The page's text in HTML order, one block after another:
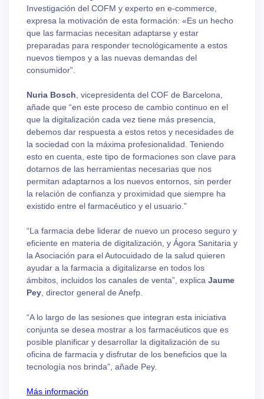
Investigación del COFM y experto en e-commerce,
expresa la motivación de esta formación: «Es un hecho
que las farmacias necesitan adaptarse y estar
preparadas para responder tecnológicamente a estos
nuevos tiempos y a las nuevas demandas del
consumidor”.
Nuria Bosch, vicepresidenta del COF de Barcelona,
añade que “en este proceso de cambio continuo en el
que la digitalización cada vez tiene más presencia,
debemos dar respuesta a estos retos y necesidades de
la sociedad con la máxima profesionalidad. Teniendo
esto en cuenta, este tipo de formaciones son clave para
dotarnos de las herramientas necesarias que nos
permitan adaptarnos a los nuevos entornos, sin perder
la relación de confianza y proximidad que siempre ha
existido entre el farmacéutico y el usuario.”
“La farmacia debe liderar de nuevo un proceso seguro y
eficiente en materia de digitalización, y Ágora Sanitaria y
la Asociación para el Autocuidado de la salud quieren
ayudar a la farmacia a digitalizarse en todos los
ámbitos, incluidos los canales de venta”, explica Jaume
Pey, director general de Anefp.
“A lo largo de las sesiones que integran esta iniciativa
conjunta se desea mostrar a los farmacéuticos que es
posible planificar y desarrollar la digitalización de su
oficina de farmacia y disfrutar de los beneficios que la
tecnología nos brinda”, añade Pey.
Más información